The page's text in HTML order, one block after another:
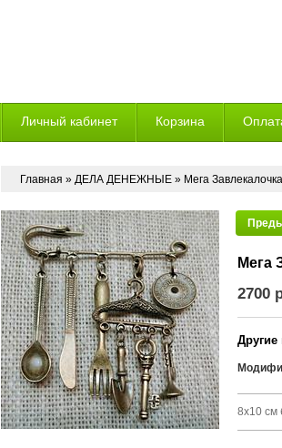
Личный кабинет Корзина
Главная » ДЕЛА ДЕНЕЖНЫЕ » Мега
Мега
2700
8х10 см